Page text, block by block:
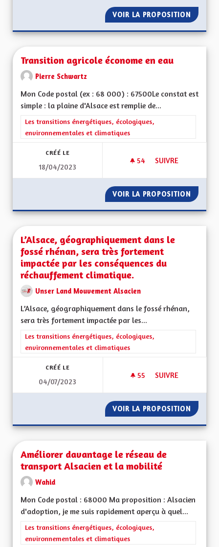
VOIR LA PROPOSITION UNE
Transition agricole économe en eau
Pierre Schwartz
Mon Code postal (ex : 68 000) : 67500Le constat est
simple : la plaine d'Alsace est remplie de...
Filtrer les résultats de la catégorie : Les transitions
Les transitions énergétiques, écologiques,
environnementales et climatiques
CRÉÉ LE
18/04/2023
54 54 ABONNÉS
SUIVRE
VOIR LA PROPOSITION
L’Alsace, géographiquement dans le
fossé rhénan, sera très fortement
impactée par les conséquences du
réchauffement climatique.
Unser Land Mouvement Alsacien
L’Alsace, géographiquement dans le fossé rhénan,
sera très fortement impactée par les...
Filtrer les résultats de la catégorie : Les transitions
Les transitions énergétiques, écologiques,
environnementales et climatiques
CRÉÉ LE
04/07/2023
55 55 ABONNÉS
SUIVRE
VOIR LA PROPOSITION
Améliorer davantage le réseau de
transport Alsacien et la mobilité
Wahid
Mon Code postal : 68000 Ma proposition : Alsacien
d'adoption, je me suis rapidement aperçu à quel...
Filtrer les résultats de la catégorie : Les transitions
Les transitions énergétiques, écologiques,
environnementales et climatiques